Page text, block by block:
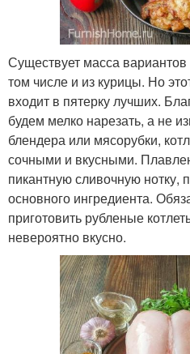
Существует масса вариантов
том числе и из курицы. Но
входит в пятерку лучших.
будем мелко нарезать, а не
блендера или мясорубки,
сочными и вкусными.
пикантную сливочную нотку,
основного ингредиента.
приготовить рубленые
невероятно вкусно.